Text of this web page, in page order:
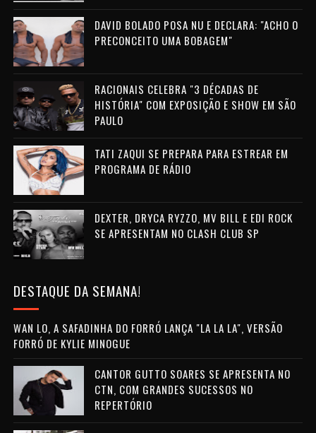
DAVID BOLADO POSA NU E DECLARA: "ACHO O
PRECONCEITO UMA BOBAGEM"
RACIONAIS CELEBRA "3 DÉCADAS DE
HISTÓRIA" COM EXPOSIÇÃO E SHOW EM SÃO
PAULO
TATI ZAQUI SE PREPARA PARA ESTREAR EM
PROGRAMA DE RÁDIO
DEXTER, DRYCA RYZZO, MV BILL E EDI ROCK
SE APRESENTAM NO CLASH CLUB SP
DESTAQUE DA SEMANA!
WAN LO, A SAFADINHA DO FORRÓ LANÇA "LA LA LA", VERSÃO
FORRÓ DE KYLIE MINOGUE
CANTOR GUTTO SOARES SE APRESENTA NO
CTN, COM GRANDES SUCESSOS NO
REPERTÓRIO